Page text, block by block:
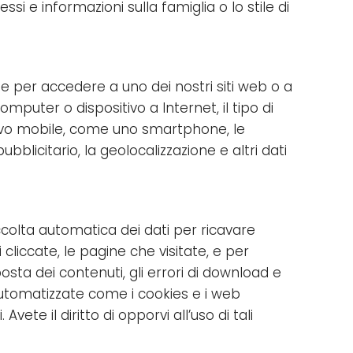
e informazioni sulla famiglia o lo stile di
per accedere a uno dei nostri siti web o a
o dispositivo a Internet, il tipo di
mobile, come uno smartphone, le
la geolocalizzazione e altri dati
automatica dei dati per ricavare
le pagine che visitate, e per
dei contenuti, gli errori di download e
come i cookies e i web
il diritto di opporvi all’uso di tali